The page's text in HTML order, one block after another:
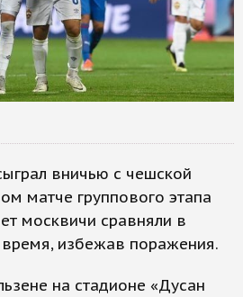
вничью с чешской
матче группового этапа
москвичи сравняли в
избежав поражения.
на стадионе «Дусан